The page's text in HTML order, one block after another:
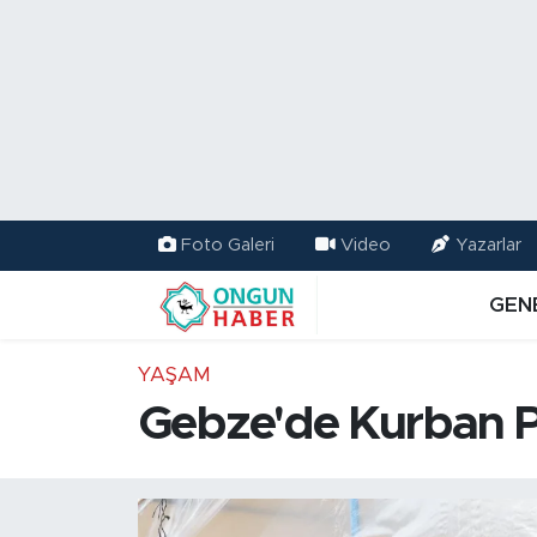
Foto Galeri Video Yazarlar
YAŞAM
Gebze'de Kurban
Trafik Durumu
TFF 2.Lig Kırmızı Grup Puan Durumu ve Fikstür
Haber Arşivi